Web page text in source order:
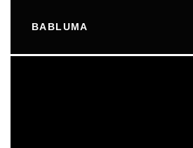
BABLUMA